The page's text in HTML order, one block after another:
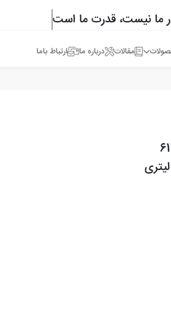
ما نیست، قدرت ما است
مقالات درباره ما ارتباط باما